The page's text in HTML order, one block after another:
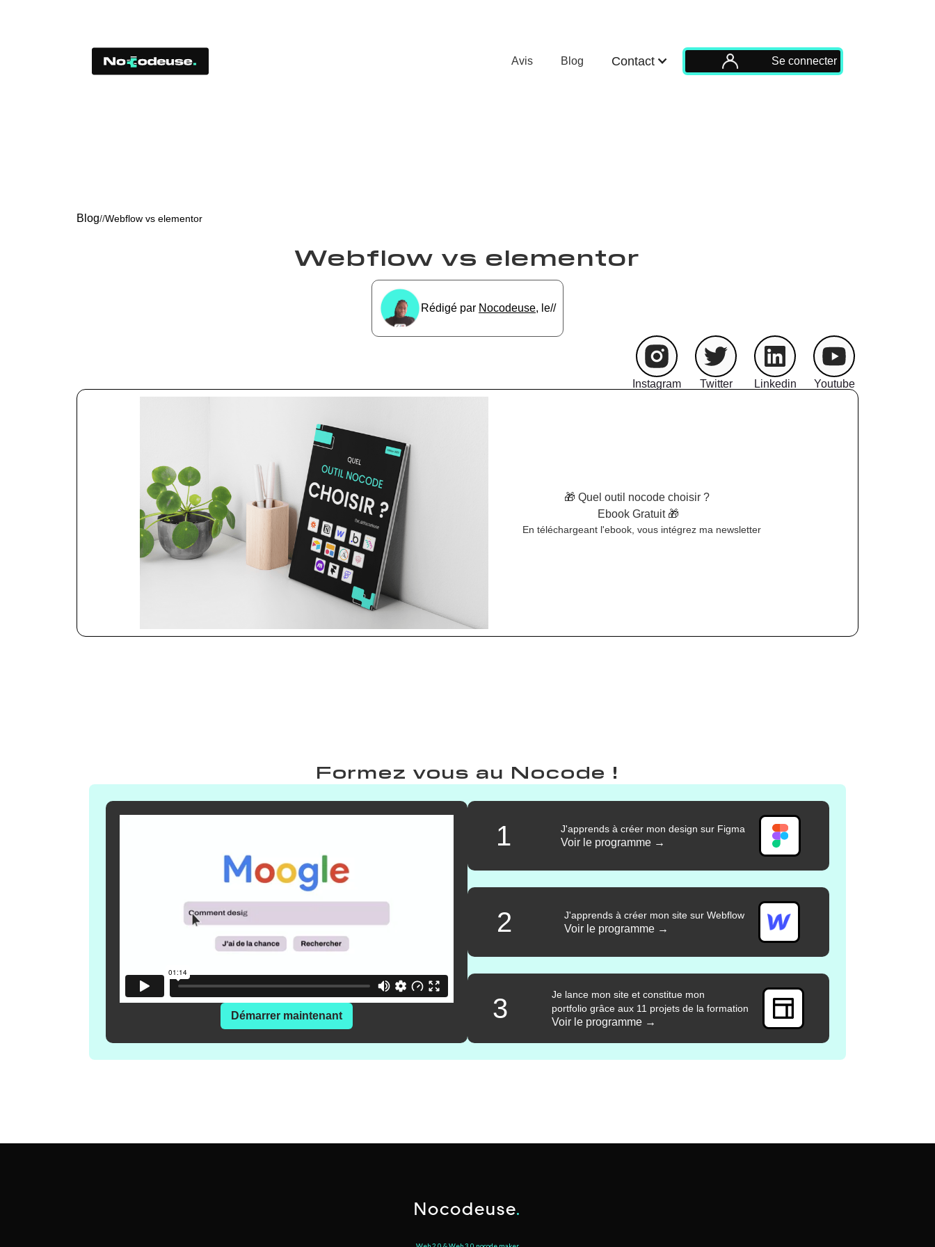
Avis Blog Contact Se connecter
Blog//Webflow vs elementor
Webflow vs elementor
Rédigé par Nocodeuse, le//
Instagram Twitter Linkedin Youtube
🎁 Quel outil nocode choisir ?
Ebook Gratuit 🎁
En téléchargeant l'ebook, vous intégrez ma newsletter
Formez vous au Nocode !
Démarrer maintenant
1 J'apprends à créer mon design sur Figma
Voir le programme →
2 J'apprends à créer mon site sur Webflow
Voir le programme →
3
Je lance mon site et constitue mon
portfolio grâce aux 11 projets de la formation
Voir le programme →
Nocodeuse.